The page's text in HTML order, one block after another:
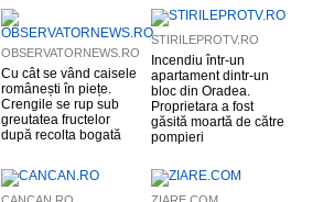
OBSERVATORNEWS.RO
Cu cât se vând caisele
românești în piețe.
Crengile se rup sub
greutatea fructelor
după recolta bogată
STIRILEPROTV.RO
Incendiu într-un
apartament dintr-un
bloc din Oradea.
Proprietara a fost
găsită moartă de către
pompieri